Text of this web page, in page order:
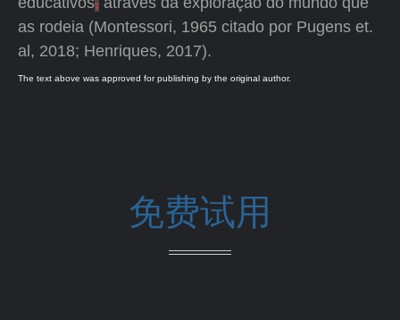
as rodeia (Montessori, 1965 citado por Pugens et.
al, 2018; Henriques, 2017).
The text above was approved for publishing by the original author.
免费试用